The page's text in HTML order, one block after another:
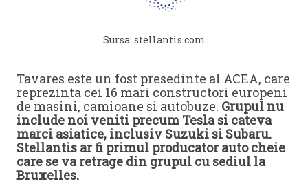
Sursa: stellantis.com
Tavares este un fost presedinte al ACEA, care
reprezinta cei 16 mari constructori europeni
de masini, camioane si autobuze. Grupul nu
include noi veniti precum Tesla si cateva
marci asiatice, inclusiv Suzuki si Subaru.
Stellantis ar fi primul producator auto cheie
care se va retrage din grupul cu sediul la
Bruxelles.